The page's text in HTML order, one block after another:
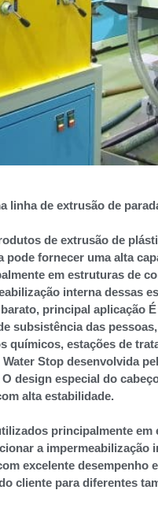
linha de extrusão de
de extrusão de
fornecer uma alta
em estruturas de
interna dessas
principal aplicação
subsistência das
químicos, estações de
Stop desenvolvida
design especial do
alta estabilidade.
principalmente
a impermeabilização
excelente
cliente para diferentes